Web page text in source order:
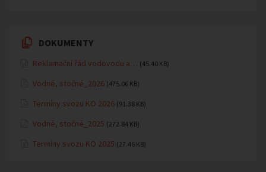
DOKUMENTY
Reklamační řád vodovodu a… (45.40 KB)
Vodné, stočné_2026 (475.06 KB)
Termíny svozu KO 2026 (91.38 KB)
Vodné, stočné_2025 (272.84 KB)
Termíny svozu KO 2025 (27.46 KB)